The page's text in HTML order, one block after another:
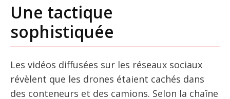
Une tactique
sophistiquée
Les vidéos diffusées sur les réseaux sociaux
révèlent que les drones étaient cachés dans
des conteneurs et des camions. Selon la chaîne